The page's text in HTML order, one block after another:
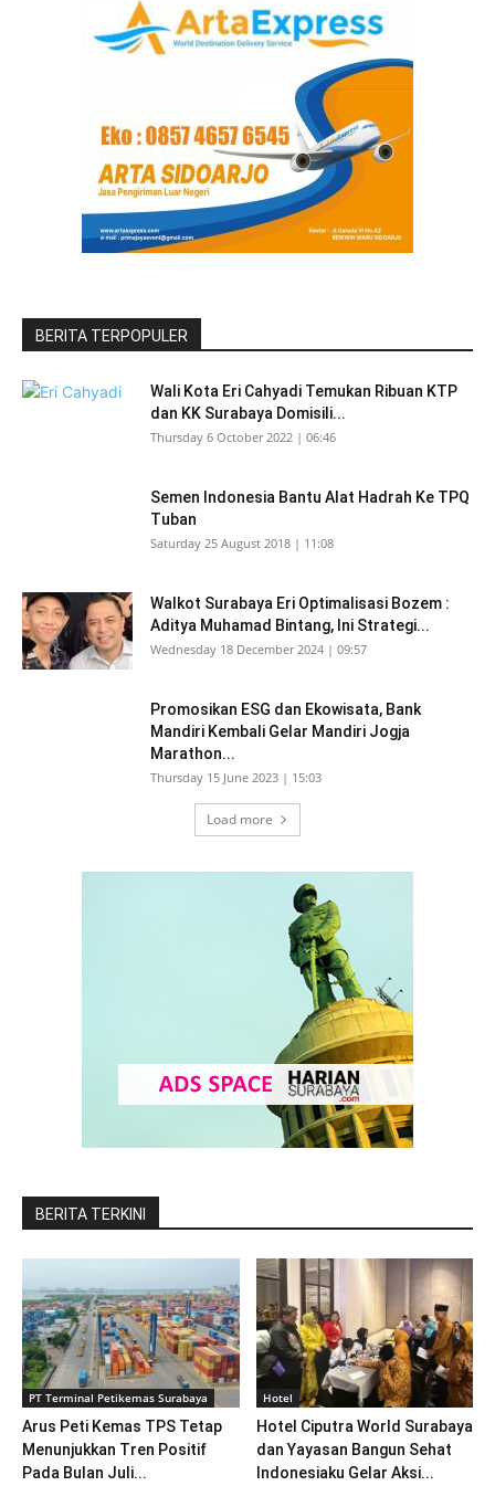
BERITA TERPOPULER
Wali Kota Eri Cahyadi Temukan Ribuan KTP
dan KK Surabaya Domisili...
Thursday 6 October 2022 | 06:46
Semen Indonesia Bantu Alat Hadrah Ke TPQ
Tuban
Saturday 25 August 2018 | 11:08
Walkot Surabaya Eri Optimalisasi Bozem :
Aditya Muhamad Bintang, Ini Strategi...
Wednesday 18 December 2024 | 09:57
Promosikan ESG dan Ekowisata, Bank
Mandiri Kembali Gelar Mandiri Jogja
Marathon...
Thursday 15 June 2023 | 15:03
Load more
BERITA TERKINI
PT Terminal Petikemas Surabaya
Arus Peti Kemas TPS Tetap
Menunjukkan Tren Positif
Pada Bulan Juli...
Hotel
Hotel Ciputra World Surabaya
dan Yayasan Bangun Sehat
Indonesiaku Gelar Aksi...